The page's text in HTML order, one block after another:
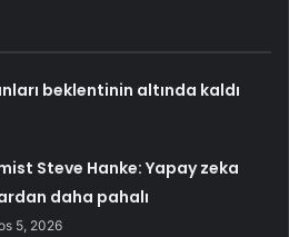
beklentinin altında kaldı
Steve Hanke: Yapay zeka
daha pahalı
5, 2026